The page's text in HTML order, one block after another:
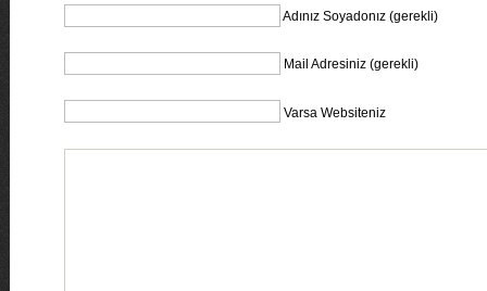
Adınız Soyadonız (gerekli)
Mail Adresiniz (gerekli)
Varsa Websiteniz